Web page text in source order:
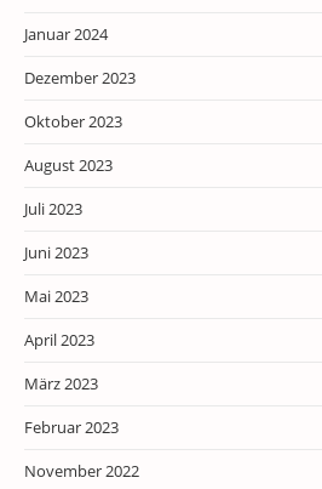
Januar 2024
Dezember 2023
Oktober 2023
August 2023
Juli 2023
Juni 2023
Mai 2023
April 2023
März 2023
Februar 2023
November 2022